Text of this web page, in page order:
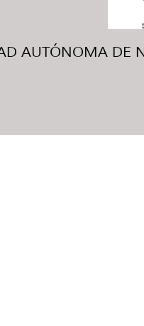
AUTÓNOMA DE